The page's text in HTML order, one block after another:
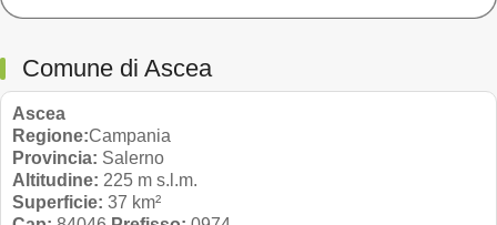
Comune di Ascea
Ascea
Regione:Campania
Provincia: Salerno
Altitudine: 225 m s.l.m.
Superficie: 37 km²